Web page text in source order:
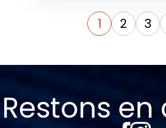
1 2 3
Restons